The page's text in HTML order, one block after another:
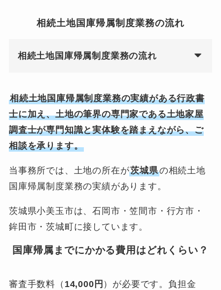
相続土地国庫帰属制度業務の流れ
相続土地国庫帰属制度業務の流れ
相続土地国庫帰属制度業務の実績がある行政書
士に加え、土地の筆界の専門家である土地家屋
調査士が専門知識と実体験を踏まえながら、ご
相談を承ります。
当事務所では、土地の所在が茨城県の相続土地
国庫帰属制度業務の実績があります。
茨城県小美玉市は、石岡市・笠間市・行方市・
鉾田市・茨城町に接しています。
国庫帰属までにかかる費用はどれくらい？
審査手数料（ 14,000円 ）が必要です。負担金